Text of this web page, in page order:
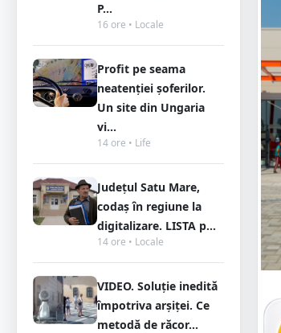
P...
16 ore • Locale
Profit pe seama
neatenției șoferilor.
Un site din Ungaria
vi...
14 ore • Life
Județul Satu Mare,
codaș în regiune la
digitalizare. LISTA p...
14 ore • Locale
VIDEO. Soluție inedită
împotriva arșiței. Ce
metodă de răcor...